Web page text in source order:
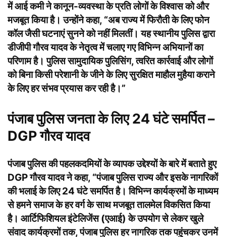
में आई कमी ने कानून-व्यवस्था के प्रति लोगों के विश्वास को और
मजबूत किया है। उन्होंने कहा, “अब राज्य में फिरौती के लिए फोन
कॉल जैसी घटनाएं सुनने को नहीं मिलतीं। यह स्थानीय पुलिस द्वारा
डीजीपी गौरव यादव के नेतृत्व में चलाए गए विभिन्न अभियानों का
परिणाम है। पुलिस सामुदायिक पुलिसिंग, त्वरित कार्रवाई और लोगों
को बिना किसी परेशानी के जीने के लिए सुरक्षित माहौल मुहैया कराने
के लिए हर संभव प्रयास कर रही है।”
पंजाब पुलिस जनता के लिए 24 घंटे समर्पित –
DGP गौरव यादव
पंजाब पुलिस की पहलकदमियों के व्यापक उद्देश्यों के बारे में बताते हुए
DGP गौरव यादव ने कहा, “पंजाब पुलिस राज्य और इसके नागरिकों
की भलाई के लिए 24 घंटे समर्पित है। विभिन्न कार्यक्रमों के माध्यम
से हमने समाज के हर वर्ग के साथ मजबूत तालमेल विकसित किया
है। आर्टिफिशियल इंटेलिजेंस (एआई) के उपयोग से लेकर खुले
संवाद कार्यक्रमों तक, पंजाब पुलिस हर नागरिक तक पहुंचकर उनमें